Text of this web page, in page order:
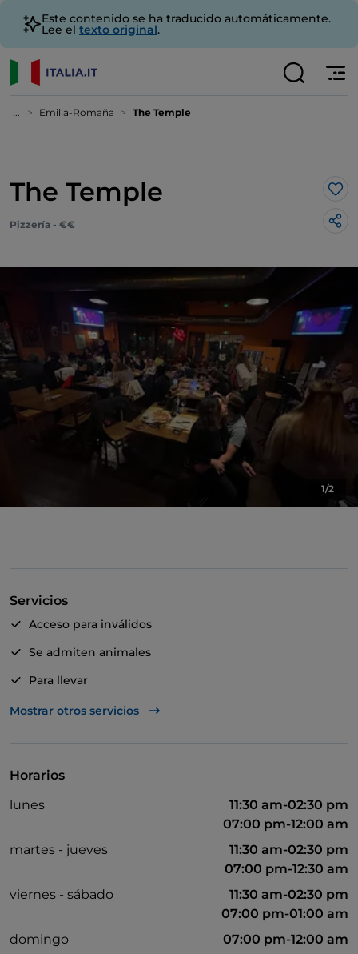
Este contenido se ha traducido automáticamente.
Lee el texto original.
... Emilia-Romaña The Temple
The Temple Me
Pizzería - €€
1/2
Servicios
Acceso para inválidos
Se admiten animales
Para llevar
Baño para inválidos
Visa
Aparcamiento
Mostrar otros servicios
Horarios
lunes
11:30 am-02:30 pm
07:00 pm-12:00 am
martes - jueves
11:30 am-02:30 pm
07:00 pm-12:30 am
viernes - sábado
11:30 am-02:30 pm
07:00 pm-01:00 am
domingo
07:00 pm-12:00 am